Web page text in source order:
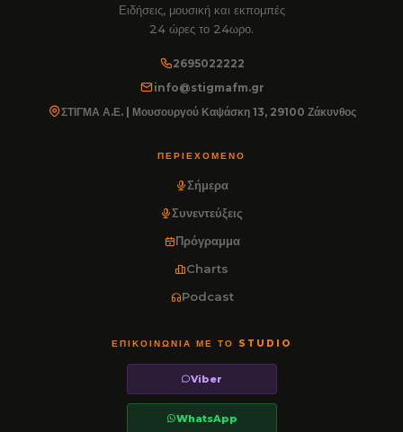
Ειδήσεις, μουσική και εκπομπές
24 ώρες το 24ωρο.
2695022222
info@stigmafm.gr
ΣΤΙΓΜΑ Α.Ε. | Μουσουργού Καψάσκη 13, 29100 Ζάκυνθος
ΠΕΡΙΕΧΌΜΕΝΟ
Σήμερα
Συνεντεύξεις
Πρόγραμμα
Charts
Podcast
ΕΠΙΚΟΙΝΩΝΊΑ ΜΕ ΤΟ STUDIO
Viber
WhatsApp